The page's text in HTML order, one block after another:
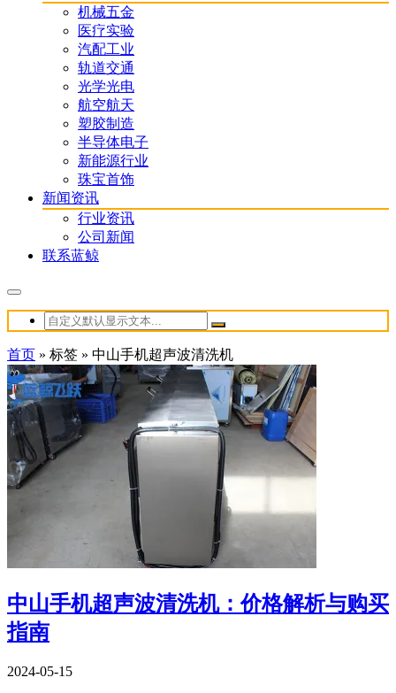
机械五金
医疗实验
汽配工业
轨道交通
光学光电
航空航天
塑胶制造
半导体电子
新能源行业
珠宝首饰
新闻资讯
行业资讯
公司新闻
联系蓝鲸
首页 » 标签 » 中山手机超声波清洗机
中山手机超声波清洗机：价格解析与购买
指南
2024-05-15